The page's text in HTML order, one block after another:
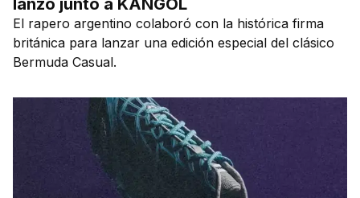
lanzó junto a KANGOL
El rapero argentino colaboró con la histórica firma
británica para lanzar una edición especial del clásico
Bermuda Casual.